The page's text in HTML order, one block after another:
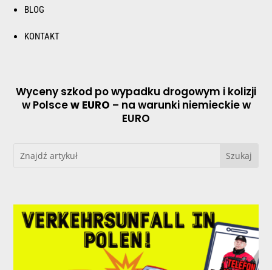
BLOG
KONTAKT
Wyceny szkod po wypadku drogowym i kolizji
w Polscew EURO – na warunki niemieckie w
EURO